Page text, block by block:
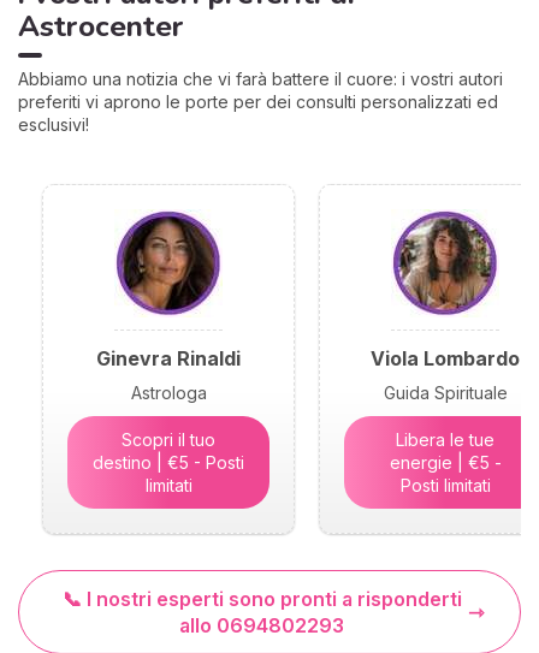
Astrocenter
Abbiamo una notizia che vi farà battere il cuore: i vostri autori
preferiti vi aprono le porte per dei consulti personalizzati ed
esclusivi!
Ginevra Rinaldi
Astrologa
Scopri il tuo
destino | €5 - Posti
limitati
Viola Lombardo
Guida Spirituale
Libera le tue
energie | €5 -
Posti limitati
📞 I nostri esperti sono pronti a risponderti
allo 0694802293